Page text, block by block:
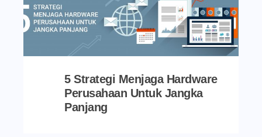
5 Strategi Menjaga Hardware
Perusahaan Untuk Jangka
Panjang